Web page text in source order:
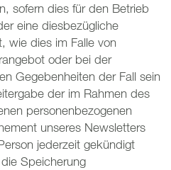
sofern dies für den Betrieb
eine diesbezügliche
wie dies im Falle von
oder bei der
Gegebenheiten der Fall sein
der im Rahmen des
personenbezogenen
unseres Newsletters
jederzeit gekündigt
Speicherung